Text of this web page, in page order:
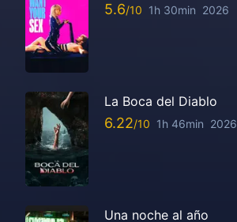
5.6 1h 30min 2026
La Boca del Diablo
6.22 1h 46min 2026
Una noche al año